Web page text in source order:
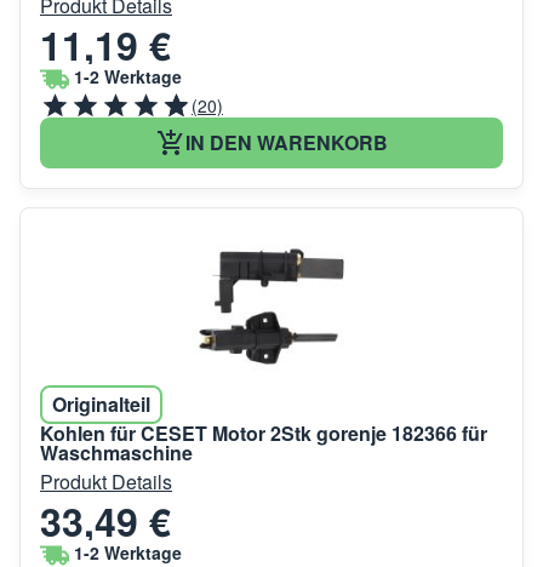
11,19 €
1-2 Werktage
(20)
IN DEN WARENKORB
Originalteil
Kohlen für CESET Motor 2Stk gorenje 182366 für
Waschmaschine
Produkt Details
33,49 €
1-2 Werktage